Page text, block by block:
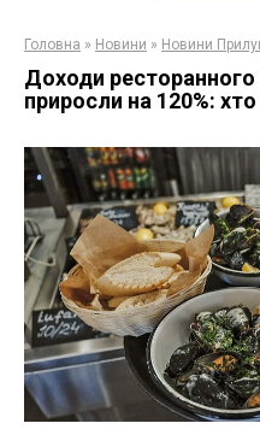
Головна » Новини » Новини
Доходи ресторанного
приросли на 120%: